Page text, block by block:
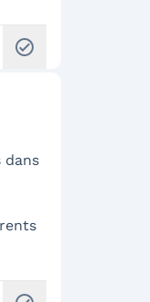
check_circle
dans